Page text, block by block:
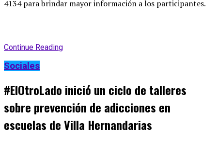
4134 para brindar mayor información a los participantes.
Continue Reading
Sociales
#ElOtroLado inició un ciclo de talleres
sobre prevención de adicciones en
escuelas de Villa Hernandarias